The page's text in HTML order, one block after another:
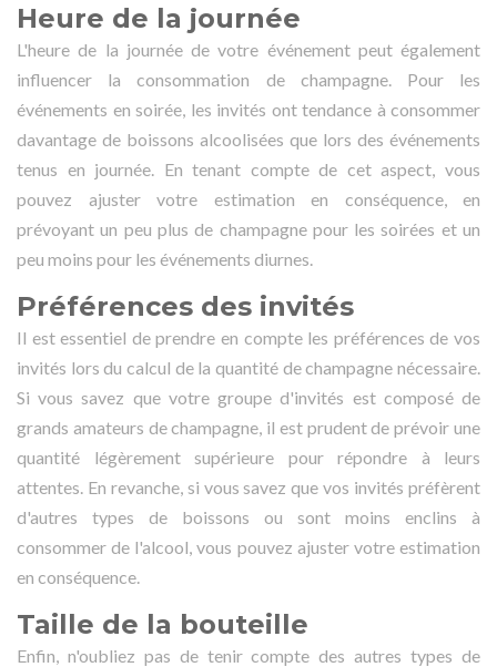
Heure de la journée
L'heure de la journée de votre événement peut également
influencer la consommation de champagne. Pour les
événements en soirée, les invités ont tendance à consommer
davantage de boissons alcoolisées que lors des événements
tenus en journée. En tenant compte de cet aspect, vous
pouvez ajuster votre estimation en conséquence, en
prévoyant un peu plus de champagne pour les soirées et un
peu moins pour les événements diurnes.
Préférences des invités
Il est essentiel de prendre en compte les préférences de vos
invités lors du calcul de la quantité de champagne nécessaire.
Si vous savez que votre groupe d'invités est composé de
grands amateurs de champagne, il est prudent de prévoir une
quantité légèrement supérieure pour répondre à leurs
attentes. En revanche, si vous savez que vos invités préfèrent
d'autres types de boissons ou sont moins enclins à
consommer de l'alcool, vous pouvez ajuster votre estimation
en conséquence.
Taille de la bouteille
Enfin, n'oubliez pas de tenir compte des autres types de